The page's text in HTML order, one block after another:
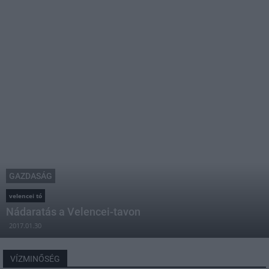
GAZDASÁG
velencei tó
Nádaratás a Velencei-tavon
2017.01.30
VÍZMINŐSÉG